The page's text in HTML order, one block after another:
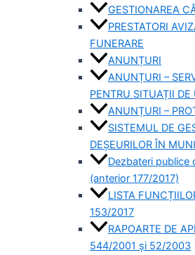
GESTIONAREA
PRESTATORI
FUNERARE
ANUNȚURI
ANUNȚURI –
PENTRU SITUAȚII DE
ANUNȚURI –
SISTEMUL DE
DEȘEURILOR ÎN
Dezbateri publice
(anterior 177/2017)
LISTA
153/2017
RAPOARTE DE
544/2001 și 52/2003